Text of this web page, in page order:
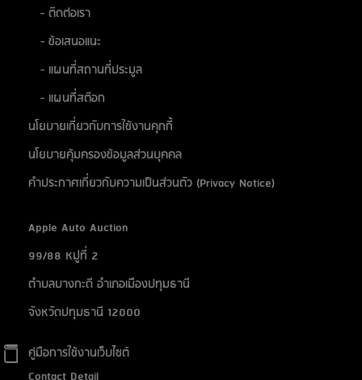
สิงหาคม 2569
ห้างอู้ฟู่ จ.ขอนแก่น
ตลาด เอส มาร์เช่ (ตลาดยีราฟ) ระยอง
สต๊อกแอพเพิล สระบุรี
ติวานนท์
- ติดต่อเรา
- ข้อเสนอแนะ
- แผนที่สถานที่ประมูล
- แผนที่สต๊อก
นโยบายเกี่ยวกับการใช้งานคุกกี้
นโยบายคุ้มครองข้อมูลส่วนบุคคล
คำประกาศเกี่ยวกับความเป็นส่วนตัว (Privacy Notice)
Apple Auto Auction
99/88 หมู่ที่ 2
ตำบลบางกะดี อำเภอเมืองปทุมธานี
จังหวัดปทุมธานี 12000
คู่มือการใช้งานเว็บไซต์